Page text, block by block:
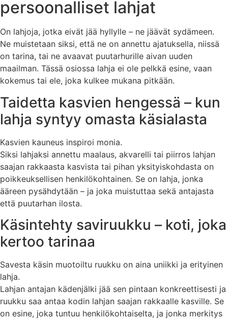
persoonalliset lahjat
On lahjoja, jotka eivät jää hyllylle – ne jäävät sydämeen.
Ne muistetaan siksi, että ne on annettu ajatuksella, niissä
on tarina, tai ne avaavat puutarhurille aivan uuden
maailman. Tässä osiossa lahja ei ole pelkkä esine, vaan
kokemus tai ele, joka kulkee mukana pitkään.
Taidetta kasvien hengessä – kun
lahja syntyy omasta käsialasta
Kasvien kauneus inspiroi monia.
Siksi lahjaksi annettu maalaus, akvarelli tai piirros lahjan
saajan rakkaasta kasvista tai pihan yksityiskohdasta on
poikkeuksellisen henkilökohtainen. Se on lahja, jonka
ääreen pysähdytään – ja joka muistuttaa sekä antajasta
että puutarhan ilosta.
Käsintehty saviruukku – koti, joka
kertoo tarinaa
Savesta käsin muotoiltu ruukku on aina uniikki ja erityinen
lahja.
Lahjan antajan kädenjälki jää sen pintaan konkreettisesti ja
ruukku saa antaa kodin lahjan saajan rakkaalle kasville. Se
on esine, joka tuntuu henkilökohtaiselta, ja jonka merkitys